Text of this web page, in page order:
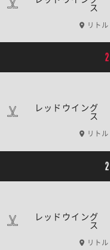
ス
リト
レッドウイング
ス
リト
レッドウイング
ス
リト